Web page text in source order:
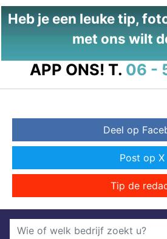
Heb je een leuke tip,
met ons wilt
APP ONS! T. 06 -
Deel op
Post op X
Tip de